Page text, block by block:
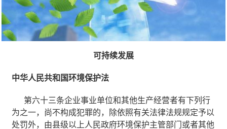
可持续发展
中华人民共和国环境保护法
第六十三条企业事业单位和其他生产经营者有下列行
为之一，尚不构成犯罪的，除依照有关法律法规规定予以
处罚外，由县级以上人民政府环境保护主管部门或者其他